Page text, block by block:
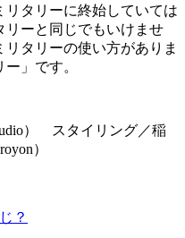
タリーに終始していては
リーと同じでもいけませ
タリーの使い方がありま
」です。
） スタイリング／稲
）
？